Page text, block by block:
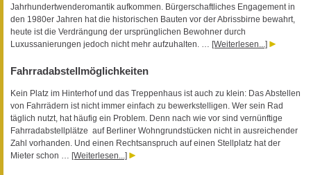
Jahrhundertwenderomantik aufkommen. Bürgerschaftliches Engagement in
den 1980er Jahren hat die historischen Bauten vor der Abrissbirne bewahrt,
heute ist die Verdrängung der ursprünglichen Bewohner durch
Luxussanierungen jedoch nicht mehr aufzuhalten. … [Weiterlesen...]
Fahrradabstellmöglichkeiten
Kein Platz im Hinterhof und das Treppenhaus ist auch zu klein: Das Abstellen
von Fahrrädern ist nicht immer einfach zu bewerkstelligen. Wer sein Rad
täglich nutzt, hat häufig ein Problem. Denn nach wie vor sind vernünftige
Fahrradabstellplätze auf Berliner Wohngrundstücken nicht in ausreichender
Zahl vorhanden. Und einen Rechtsanspruch auf einen Stellplatz hat der
Mieter schon … [Weiterlesen...]